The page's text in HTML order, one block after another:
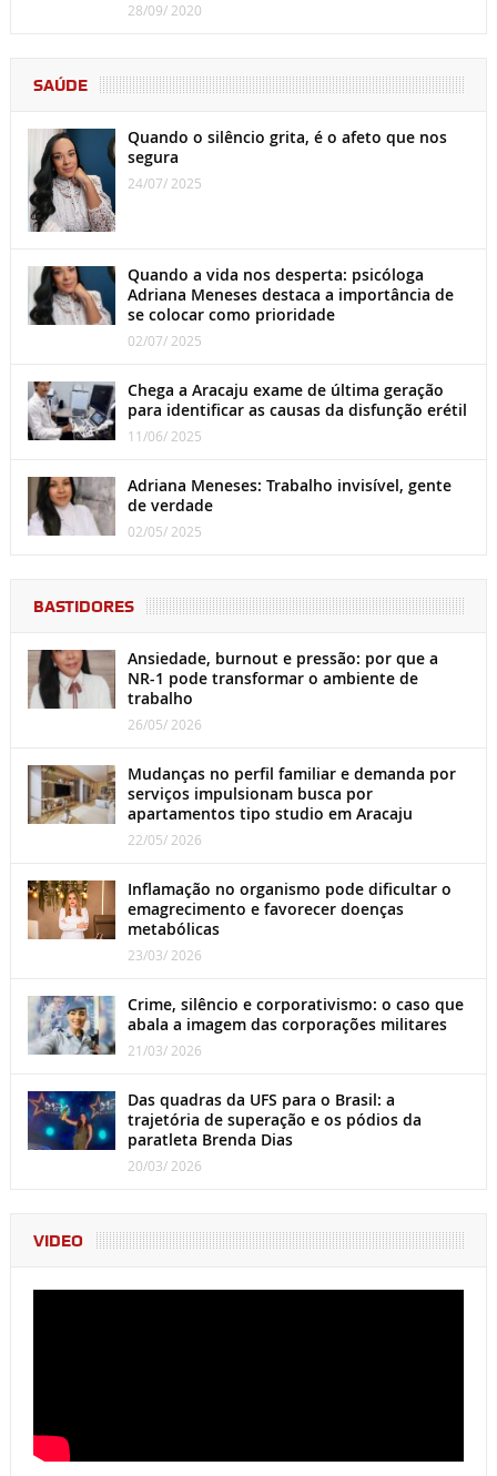
28/09/ 2020
SAÚDE
Quando o silêncio grita, é o afeto que nos
segura
24/07/ 2025
Quando a vida nos desperta: psicóloga
Adriana Meneses destaca a importância de
se colocar como prioridade
02/07/ 2025
Chega a Aracaju exame de última geração
para identificar as causas da disfunção erétil
11/06/ 2025
Adriana Meneses: Trabalho invisível, gente
de verdade
02/05/ 2025
BASTIDORES
Ansiedade, burnout e pressão: por que a
NR-1 pode transformar o ambiente de
trabalho
26/05/ 2026
Mudanças no perfil familiar e demanda por
serviços impulsionam busca por
apartamentos tipo studio em Aracaju
22/05/ 2026
Inflamação no organismo pode dificultar o
emagrecimento e favorecer doenças
metabólicas
23/03/ 2026
Crime, silêncio e corporativismo: o caso que
abala a imagem das corporações militares
21/03/ 2026
Das quadras da UFS para o Brasil: a
trajetória de superação e os pódios da
paratleta Brenda Dias
20/03/ 2026
VIDEO